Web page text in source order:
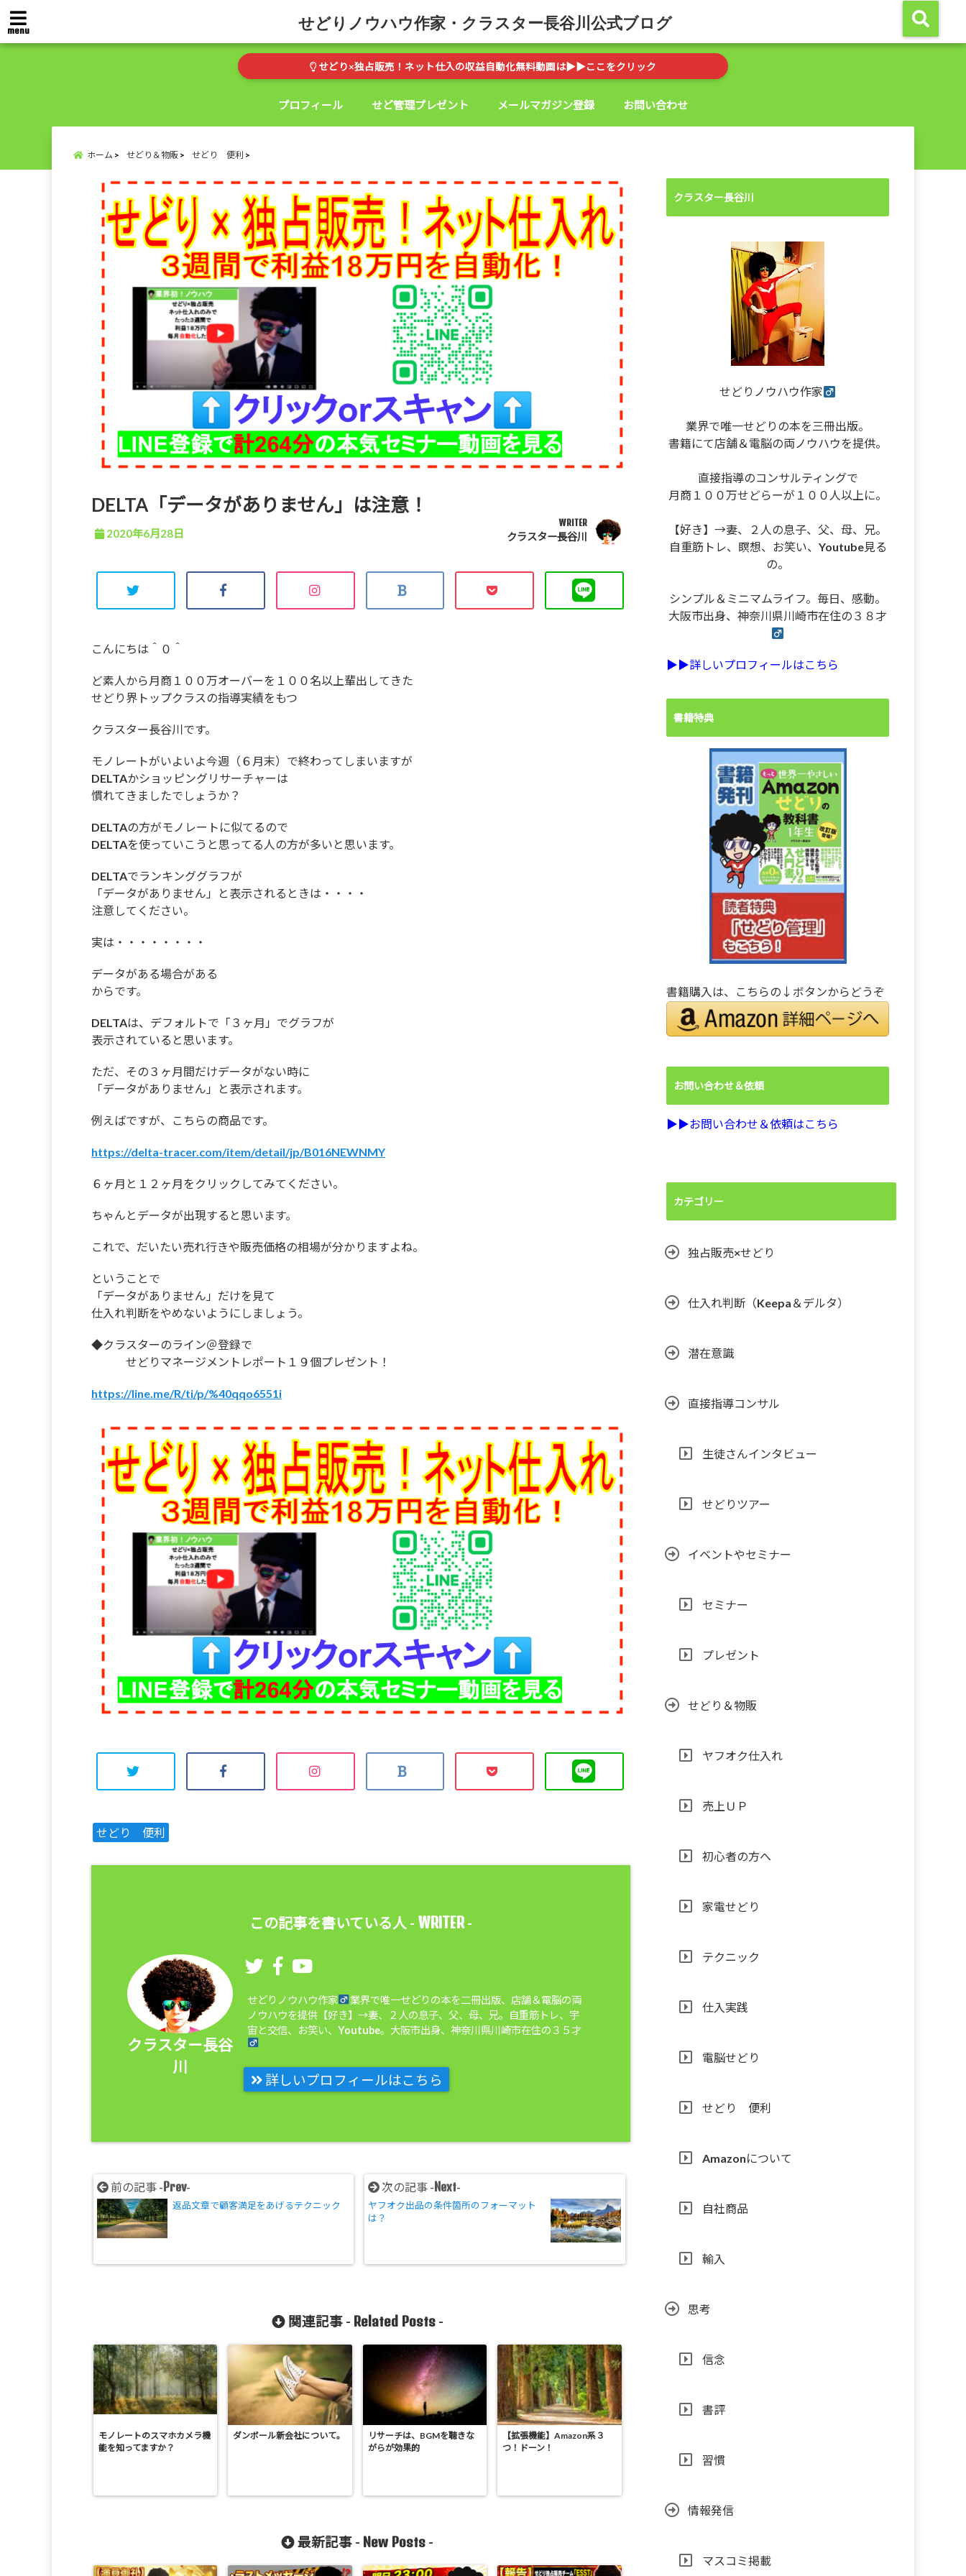
menu せどりノウハウ作家・クラスター長谷川公式ブログ
せどり×独占販売！ネット仕入の収益自動化無料動画は▶︎▶︎ここをクリック
プロフィール せど管理プレゼント メールマガジン登録 お問い合わせ
ホーム せどり＆物販 せどり 便利
DELTA「データがありません」は注意！
2020年6月28日
WRITER
クラスター長谷川
こんにちは＾０＾
ど素人から月商１００万オーバーを１００名以上輩出してきた
せどり界トップクラスの指導実績をもつ
クラスター長谷川です。
モノレートがいよいよ今週（６月末）で終わってしまいますが
DELTAかショッピングリサーチャーは
慣れてきましたでしょうか？
DELTAの方がモノレートに似てるので
DELTAを使っていこうと思ってる人の方が多いと思います。
DELTAでランキンググラフが
「データがありません」と表示されるときは・・・・
注意してください。
実は・・・・・・・・
データがある場合がある
からです。
DELTAは、デフォルトで「３ヶ月」でグラフが
表示されていると思います。
ただ、その３ヶ月間だけデータがない時に
「データがありません」と表示されます。
例えばですが、こちらの商品です。
https://delta-tracer.com/item/detail/jp/B016NEWNMY
６ヶ月と１２ヶ月をクリックしてみてください。
ちゃんとデータが出現すると思います。
これで、だいたい売れ行きや販売価格の相場が分かりますよね。
ということで
「データがありません」だけを見て
仕入れ判断をやめないようにしましょう。
◆クラスターのライン＠登録で
せどりマネージメントレポート１９個プレゼント！
https://line.me/R/ti/p/%40qqo6551i
せどり 便利
この記事を書いている人 - WRITER -
クラスター長谷
川
せどりノウハウ作家
業界で唯一せどりの本を二冊出版、店舗＆電脳の両
ノウハウを提供【好き】→妻、２人の息子、父、母、兄。自重筋トレ、宇
宙と交信、お笑い、Youtube。大阪市出身、神奈川県川崎市在住の３５才
詳しいプロフィールはこちら
前の記事 -Prev-
返品文章で顧客満足をあげるテクニック
次の記事 -Next-
ヤフオク出品の条件箇所のフォーマット
は？
関連記事 - Related Posts-
モノレートのスマホカメラ機
能を知ってますか？
ダンボール新会社について。
リサーチは、BGMを聴きな
がらが効果的
【拡張機能】Amazon系３
つ！ドーン！
最新記事 - New Posts -
クラスター長谷川
せどりノウハウ作家
業界で唯一せどりの本を三冊出版。
書籍にて店舗＆電脳の両ノウハウを提供。
直接指導のコンサルティングで
月商１００万せどらーが１００人以上に。
【好き】→妻、２人の息子、父、母、兄。
自重筋トレ、瞑想、お笑い、Youtube見る
の。
シンプル＆ミニマムライフ。毎日、感動。
大阪市出身、神奈川県川崎市在住の３８才
▶︎▶︎詳しいプロフィールはこちら
書籍特典
書籍購入は、こちらの↓ボタンからどうぞ
お問い合わせ＆依頼
▶︎▶︎お問い合わせ＆依頼はこちら
カテゴリー
独占販売×せどり
仕入れ判断（Keepa＆デルタ）
潜在意識
直接指導コンサル
生徒さんインタビュー
せどりツアー
イベントやセミナー
セミナー
プレゼント
せどり＆物販
ヤフオク仕入れ
売上ＵＰ
初心者の方へ
家電せどり
テクニック
仕入実践
電脳せどり
せどり 便利
Amazonについて
自社商品
輸入
思考
信念
書評
習慣
情報発信
マスコミ掲載